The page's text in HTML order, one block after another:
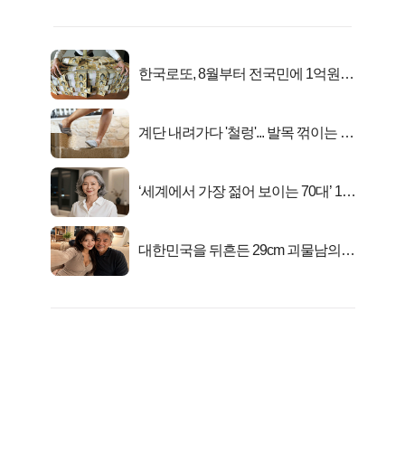
한국로또, 8월부터 전국민에 1억원씩
계단 내려가다 '철렁'... 발목 꺾이는 이
‘세계에서 가장 젊어 보이는 70대’ 1위
대한민국을 뒤흔든 29cm 괴물남의